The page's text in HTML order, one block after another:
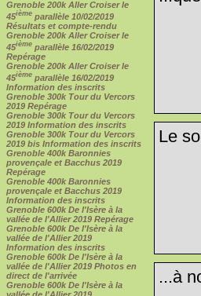
Grenoble 200k Aller Croiser le
45ième parallèle 10/02/2019
Résultats et compte-rendu
Grenoble 200k Aller Croiser le
45ième parallèle 16/02/2019
Repérage
Grenoble 200k Aller Croiser le
45ième parallèle 16/02/2019
Information des inscrits
Grenoble 300k Tour du Vercors
2019 Repérage
Grenoble 300k Tour du Vercors
2019 Information des inscrits
Grenoble 300k Tour du Vercors
2019 bis Information des inscrits
Grenoble 400k Baronnies
provençale et Bacchus 2019
Repérage
Grenoble 400k Baronnies
provençale et Bacchus 2019
Information des inscrits
Grenoble 600k De l'Isère à la
vallée de l'Allier 2019 Repérage
Grenoble 600k De l'Isère à la
vallée de l'Allier 2019
Information des inscrits
Grenoble 600k De l'Isère à la
vallée de l'Allier 2019 Photos en
direct de l'arrivée
Grenoble 600k De l'Isère à la
vallée de l'Allier 2019
Le
...à